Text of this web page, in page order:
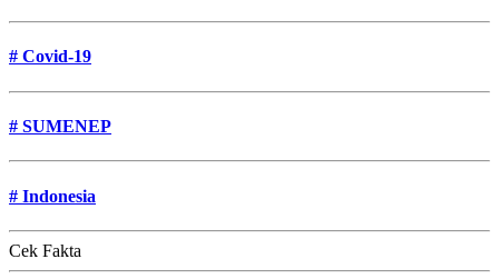
# Covid-19
# SUMENEP
# Indonesia
Cek Fakta